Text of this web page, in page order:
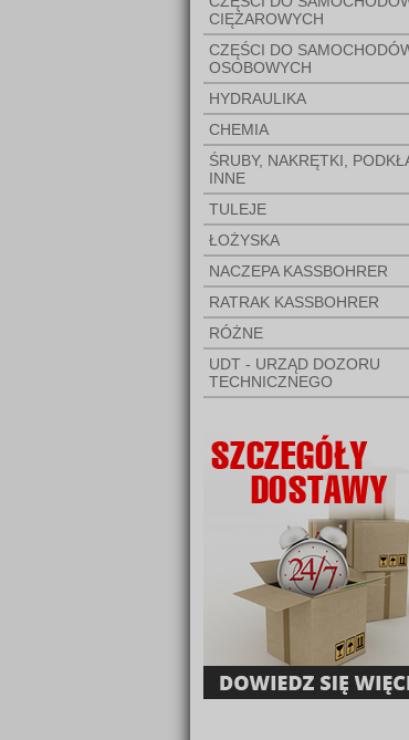
CIĘŻAROWYCH
CZĘŚCI DO
OSOBOWYCH
HYDRAULIKA
CHEMIA
ŚRUBY, NAKRĘTKI,
INNE
TULEJE
ŁOŻYSKA
NACZEPA KASSBOHRER
RATRAK KASSBOHRER
RÓŻNE
UDT - URZĄD DOZORU
TECHNICZNEGO